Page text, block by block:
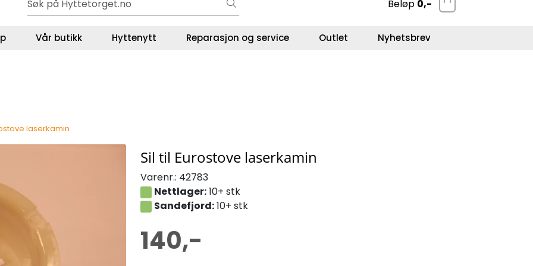
Gavekort - Gaven som ALLTID funker!
Kundeservice Favoritter
Beløp 0,-
Vår butikk Hyttenytt Reparasjon og service Outlet Nyhetsbrev
laserkamin
Sil til Eurostove laserkamin
Varenr.: 42783
Nettlager:10+ stk
Sandefjord:10+ stk
140,-